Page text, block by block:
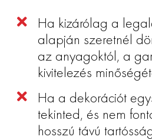
Ha kizárólag a
alapján szeretnél
az anyagoktól, a
kivitelezés
Ha a dekorációt
tekinted, és nem
hosszú távú